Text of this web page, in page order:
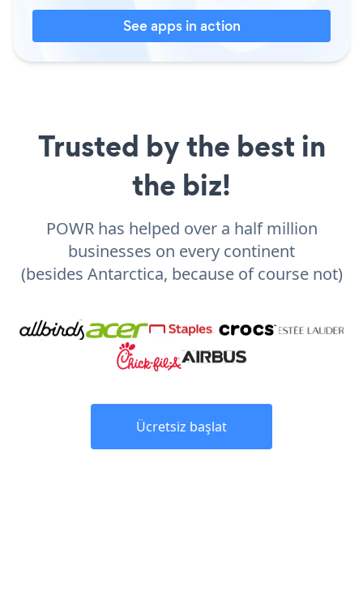
See apps in action
Trusted by the best in
the biz!
POWR has helped over a half million
businesses on every continent
(besides Antarctica, because of course not)
Ücretsiz başlat